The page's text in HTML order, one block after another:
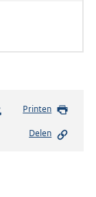
Printen
Delen